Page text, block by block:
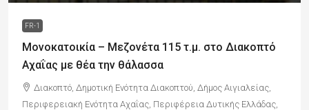
FR-1
Μονοκατοικία – Μεζονέτα 115 τ.μ. στο Διακοπτό
Αχαΐας με θέα την θάλασσα
Διακοπτό, Δημοτική Ενότητα Διακοπτού, Δήμος Αιγιαλείας,
Περιφερειακή Ενότητα Αχαΐας, Περιφέρεια Δυτικής Ελλάδας,